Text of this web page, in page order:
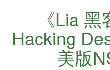
《Lia
Hacking
美版